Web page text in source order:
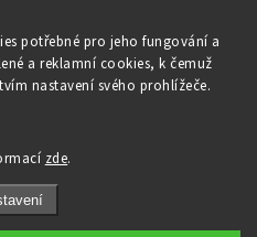
potřebné pro jeho fungování a
a reklamní cookies, k čemuž
nastavení svého prohlížeče.
zde.